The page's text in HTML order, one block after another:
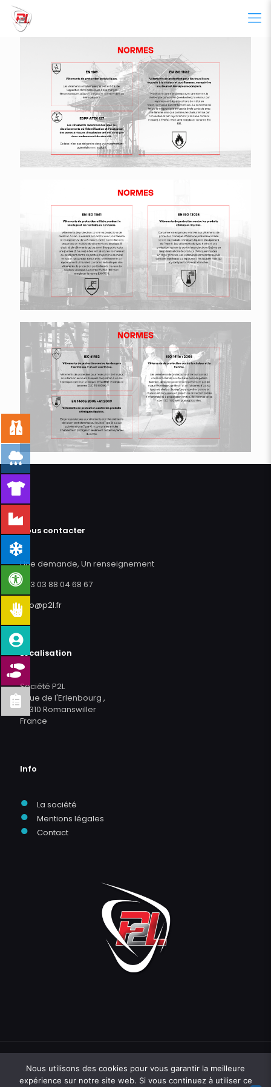
Nous contacter
Une demande, Un renseignement
+33 03 88 04 68 67
info@p2l.fr
Localisation
Société P2L
2 rue de l'Erlenbourg ,
67310 Romanswiller
France
Info
● La société
● Mentions légales
● Contact
Nous utilisons des cookies pour vous garantir la meilleure
expérience sur notre site web. Si vous continuez à utiliser ce